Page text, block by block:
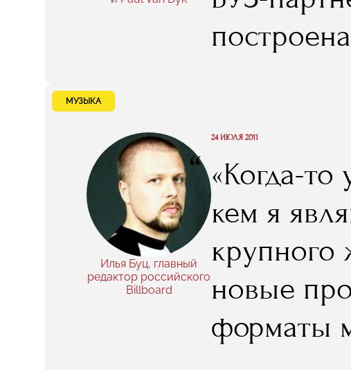
МУЗЫКА
Илья Буц, главный
редактор российского
Billboard
“
24 ИЮЛЯ 2011
«Когда-то
кем я
крупного
новые
форматы